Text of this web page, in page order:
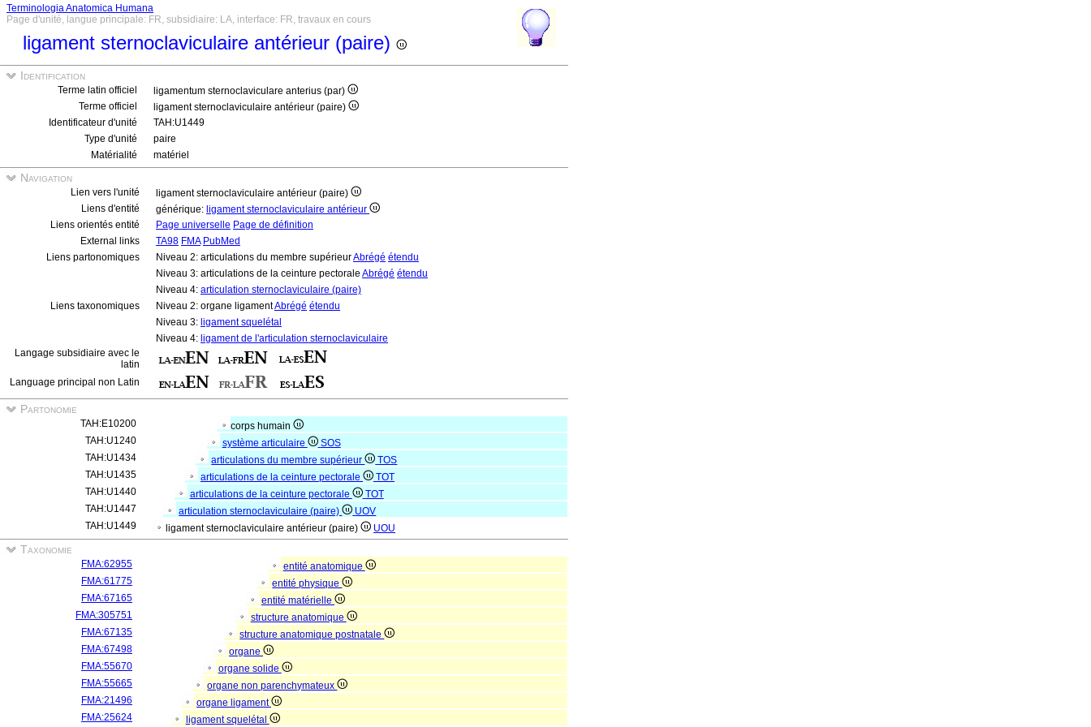
Terminologia Anatomica Humana
Page d'unité, langue principale: FR, subsidiaire: LA, interface: FR, travaux en cours
ligament sternoclaviculaire antérieur (paire)
Identification
Terme latin officiel
ligamentum sternoclaviculare anterius (par)
Terme officiel
ligament sternoclaviculaire antérieur (paire)
Identificateur d'unité
TAH:U1449
Type d'unité
paire
Matérialité
matériel
Navigation
Lien vers l'unité
ligament sternoclaviculaire antérieur (paire)
Liens d'entité
générique: ligament sternoclaviculaire antérieur
Liens orientés entité
Page universelle Page de définition
External links
TA98 FMA PubMed
Liens partonomiques
Niveau 2: articulations du membre supérieurAbrégé étendu
Niveau 3: articulations de la ceinture pectorale Abrégé étendu
Niveau 4: articulation sternoclaviculaire (paire)
Liens taxonomiques
Niveau 2: organe ligamentAbrégé étendu
Niveau 3: ligament squelétal
Niveau 4: ligament de l'articulation sternoclaviculaire
Langage subsidiaire avec le
latin
Language principal non Latin
Partonomie
TAH:E10200
corps humain
TAH:U1240
système articulaire
SOS
TAH:U1434
articulations du membre supérieur
TOS
TAH:U1435
articulations de la ceinture pectorale
TOT
TAH:U1440
articulations de la ceinture pectorale
TOT
TAH:U1447
articulation sternoclaviculaire (paire)
UOV
TAH:U1449
ligament sternoclaviculaire antérieur (paire) UOU
Taxonomie
FMA:62955
entité anatomique
FMA:61775
entité physique
FMA:67165
entité matérielle
FMA:305751
structure anatomique
FMA:67135
structure anatomique postnatale
FMA:67498
organe
FMA:55670
organe solide
FMA:55665
organe non parenchymateux
FMA:21496
organe ligament
FMA:25624
ligament squelétal